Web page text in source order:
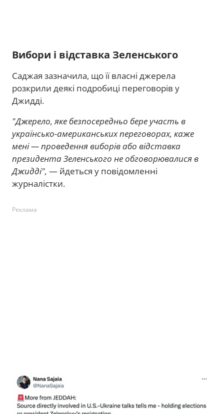
Вибори і відставка Зеленського
Саджая зазначила, що її власні джерела
розкрили деякі подробиці переговорів у
Джидді.
"Джерело, яке безпосередньо бере участь в
українсько-американських переговорах, каже
мені — проведення виборів або відставка
президента Зеленського не обговорювалися в
Джидді", — йдеться у повідомленні
журналістки.
Реклама